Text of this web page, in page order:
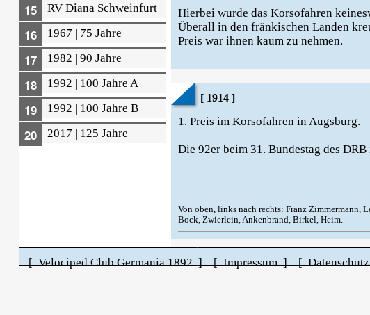
RV Diana Schweinfurt
1967 | 75 Jahre
1982 | 90 Jahre
1992 | 100 Jahre A
1992 | 100 Jahre B
2017 | 125 Jahre
Hierbei wurde das Korsofahren
Überall in den fränkischen Landen
Preis war ihnen kaum zu nehmen.
[ 1914 ]
1. Preis im Korsofahren in Augsburg.
Die 92er beim 31. Bundestag des
Von oben, links nach rechts: Franz Zimmermann,
Bock, Zwierlein, Ankenbrand, Birkel, Heim.
[ Velociped Club Germania 1892 ] [ Impressum ] [